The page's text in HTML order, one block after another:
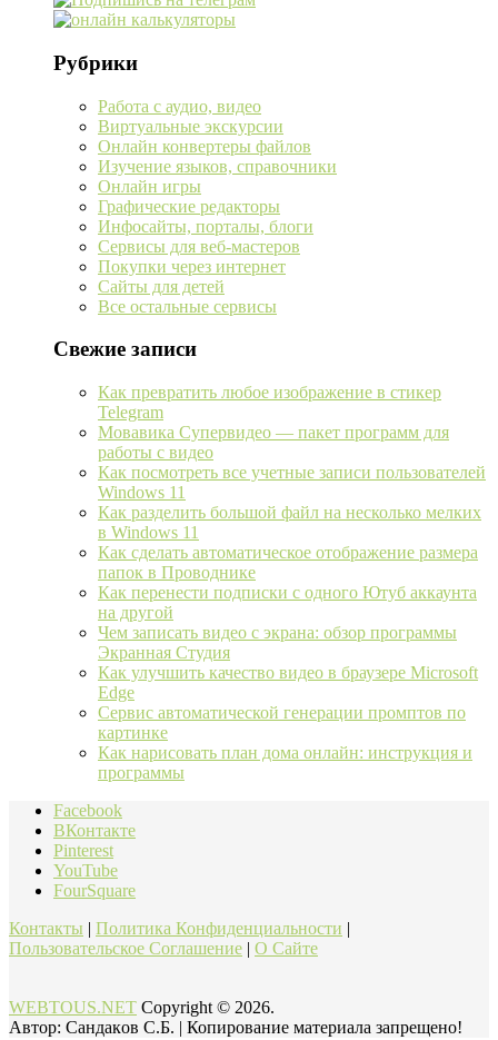
Рубрики
Работа с аудио, видео
Виртуальные экскурсии
Онлайн конвертеры файлов
Изучение языков, справочники
Онлайн игры
Графические редакторы
Инфосайты, порталы, блоги
Сервисы для веб-мастеров
Покупки через интернет
Сайты для детей
Все остальные сервисы
Свежие записи
Как превратить любое изображение в стикер
Telegram
Мовавика Супервидео — пакет программ для
работы с видео
Как посмотреть все учетные записи пользователей
Windows 11
Как разделить большой файл на несколько мелких
в Windows 11
Как сделать автоматическое отображение размера
папок в Проводнике
Как перенести подписки с одного Ютуб аккаунта
на другой
Чем записать видео с экрана: обзор программы
Экранная Студия
Как улучшить качество видео в браузере Microsoft
Edge
Сервис автоматической генерации промптов по
картинке
Как нарисовать план дома онлайн: инструкция и
программы
Facebook
ВКонтакте
Pinterest
YouTube
FourSquare
Контакты | Политика Конфиденциальности |
Пользовательское Соглашение | О Сайте
WEBTOUS.NET Copyright © 2026.
Автор: Cандaкoв C.Б. | Копирование материала запрещено!